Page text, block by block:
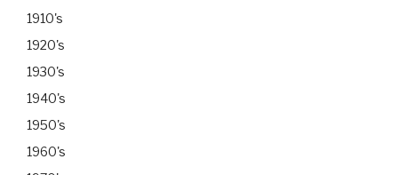
1910's
1920's
1930's
1940's
1950's
1960's